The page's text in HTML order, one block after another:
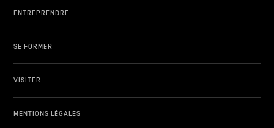
ENTREPRENDRE
SE FORMER
VISITER
MENTIONS LÉGALES